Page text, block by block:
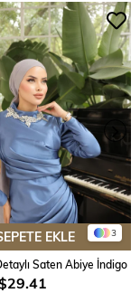
3
EKLE
Saten Abiye İndigo